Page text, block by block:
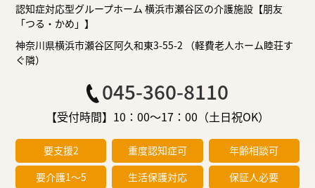
認知症対応型グループホーム 横浜市瀬谷区の介護施設【朋友
「つる・かめ」】
神奈川県横浜市瀬谷区阿久和東3-55-2 （軽費老人ホーム睦荘す
ぐ隣）
045-360-8110
【受付時間】10：00～17：00（土日祝OK）
要支援2 重度認知症可
年齢相談可
要介護1～5
生活保護対応 保証人必要